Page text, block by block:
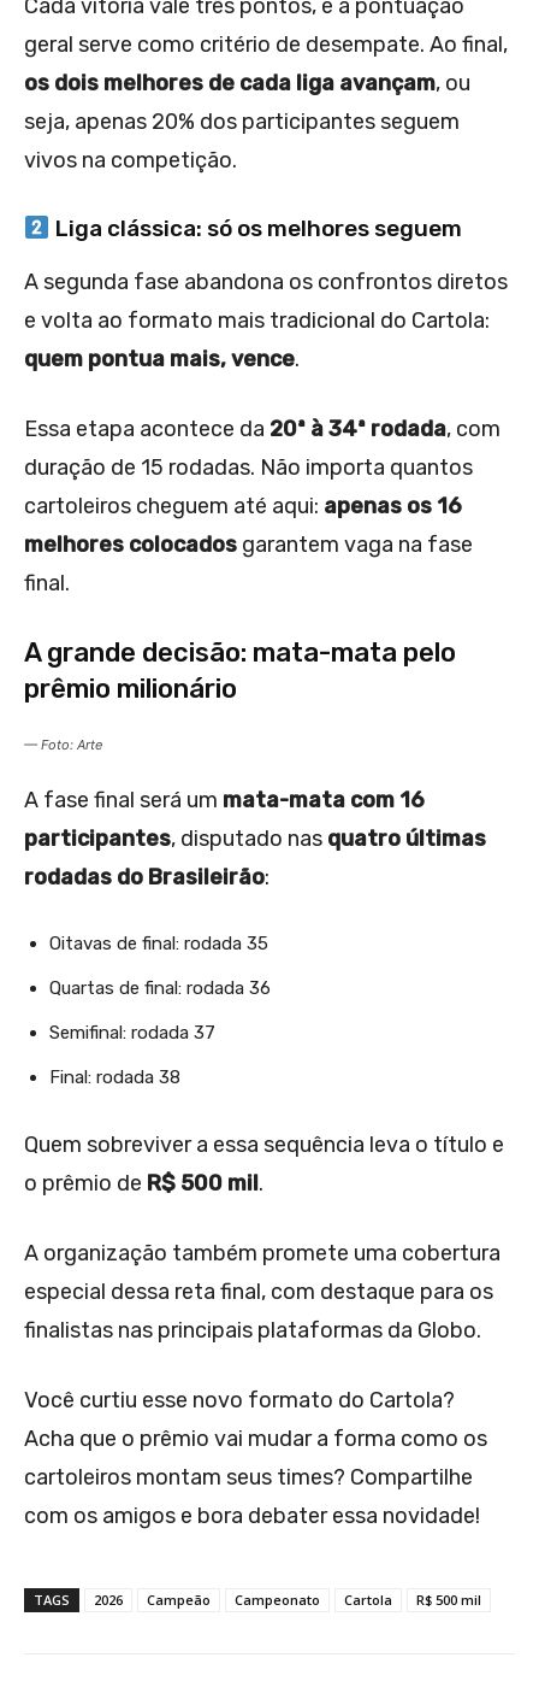
Cada vitória vale três pontos, e a pontuação
geral serve como critério de desempate. Ao final,
os dois melhores de cada liga avançam, ou
seja, apenas 20% dos participantes seguem
vivos na competição.
Liga clássica: só os melhores seguem
A segunda fase abandona os confrontos diretos
e volta ao formato mais tradicional do Cartola:
quem pontua mais, vence.
Essa etapa acontece da 20ª à 34ª rodada, com
duração de 15 rodadas. Não importa quantos
cartoleiros cheguem até aqui: apenas os 16
melhores colocados garantem vaga na fase
final.
A grande decisão: mata-mata pelo
prêmio milionário
— Foto: Arte
A fase final será um mata-mata com 16
participantes, disputado nas quatro últimas
rodadas do Brasileirão:
Oitavas de final: rodada 35
Quartas de final: rodada 36
Semifinal: rodada 37
Final: rodada 38
Quem sobreviver a essa sequência leva o título e
o prêmio de R$ 500 mil.
A organização também promete uma cobertura
especial dessa reta final, com destaque para os
finalistas nas principais plataformas da Globo.
Você curtiu esse novo formato do Cartola?
Acha que o prêmio vai mudar a forma como os
cartoleiros montam seus times? Compartilhe
com os amigos e bora debater essa novidade!
TAGS 2026 Campeão Campeonato Cartola R$ 500 mil